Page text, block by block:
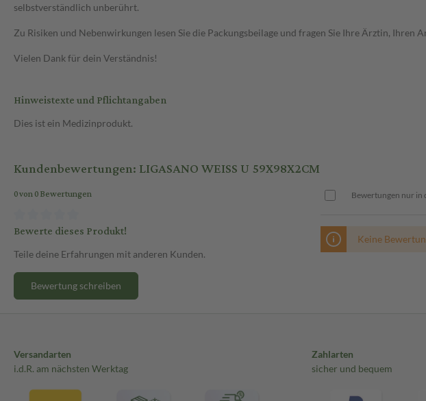
selbstverständlich unberührt.
Zu Risiken und Nebenwirkungen lesen Sie die Packungsbeilage und fragen Sie Ihre Ärztin, Ihren
Vielen Dank für dein Verständnis!
Hinweistexte und Pflichtangaben
Dies ist ein Medizinprodukt.
Kundenbewertungen: LIGASANO WEISS U 59X98X2CM
0 von 0 Bewertungen
Bewerte dieses Produkt!
Teile deine Erfahrungen mit anderen Kunden.
Bewertung schreiben
Bewertungen nur in
Keine
Versandarten
i.d.R. am nächsten Werktag
Zahlarten
sicher und bequem